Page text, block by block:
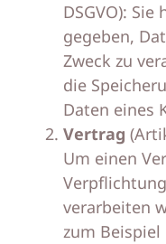
DSGVO):
gegeben,
Zweck zu
die
Daten eines
Vertrag
Um einen
verarbeiten
zum